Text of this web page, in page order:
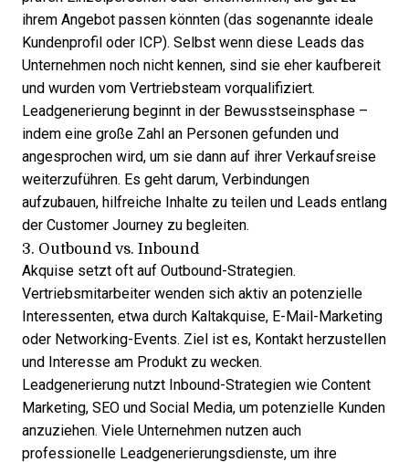
ihrem Angebot passen könnten (das sogenannte ideale
Kundenprofil oder ICP). Selbst wenn diese Leads das
Unternehmen noch nicht kennen, sind sie eher kaufbereit
und wurden vom Vertriebsteam vorqualifiziert.
Leadgenerierung beginnt in der Bewusstseinsphase –
indem eine große Zahl an Personen gefunden und
angesprochen wird, um sie dann auf ihrer Verkaufsreise
weiterzuführen. Es geht darum, Verbindungen
aufzubauen, hilfreiche Inhalte zu teilen und Leads entlang
der Customer Journey zu begleiten.
3. Outbound vs. Inbound
Akquise setzt oft auf Outbound-Strategien.
Vertriebsmitarbeiter wenden sich aktiv an potenzielle
Interessenten, etwa durch Kaltakquise, E-Mail-Marketing
oder Networking-Events. Ziel ist es, Kontakt herzustellen
und Interesse am Produkt zu wecken.
Leadgenerierung nutzt Inbound-Strategien wie Content
Marketing, SEO und Social Media, um potenzielle Kunden
anzuziehen. Viele Unternehmen nutzen auch
professionelle Leadgenerierungsdienste, um ihre